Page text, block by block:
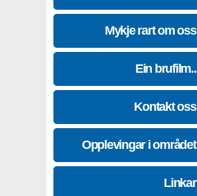
Mykje rart om oss
Ein brufilm..
Kontakt oss
Opplevingar i området
Linkar